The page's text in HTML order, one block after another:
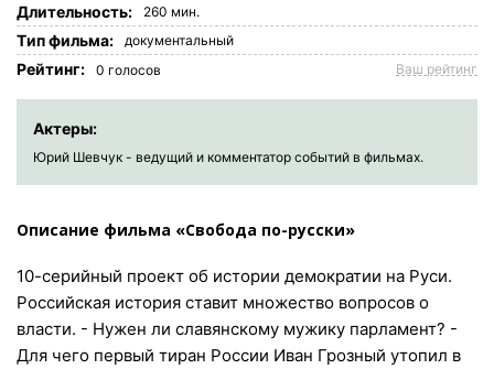
Длительность: 260 мин.
Tип фильма: документальный
Рейтинг: 0 голосов Ваш рейтинг
Актеры:
Юрий Шевчук - ведущий и комментатор событий в фильмах.
Описание фильма «Свобода по-русски»
10-серийный проект об истории демократии на Руси.
Российская история ставит множество вопросов о
власти. - Нужен ли славянскому мужику парламент? -
Для чего первый тиран России Иван Грозный утопил в